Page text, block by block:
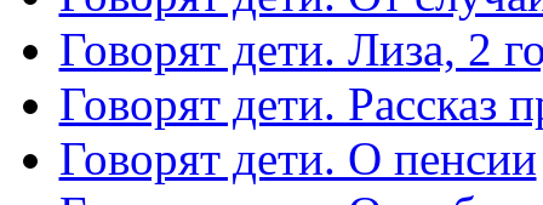
Говорят дети. Лиза, 2
Говорят дети. Рассказ
Говорят дети. О пенсии